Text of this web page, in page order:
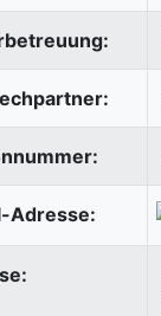
Adresse: